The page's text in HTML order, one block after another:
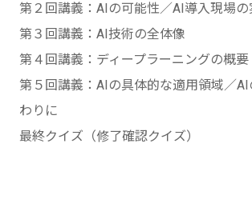
第２回講義：AIの可能性／AI導入現場の
第３回講義：AI技術の全体像
第４回講義：ディープラーニングの概要
第５回講義：AIの具体的な適用領域／
わりに
最終クイズ（修了確認クイズ）